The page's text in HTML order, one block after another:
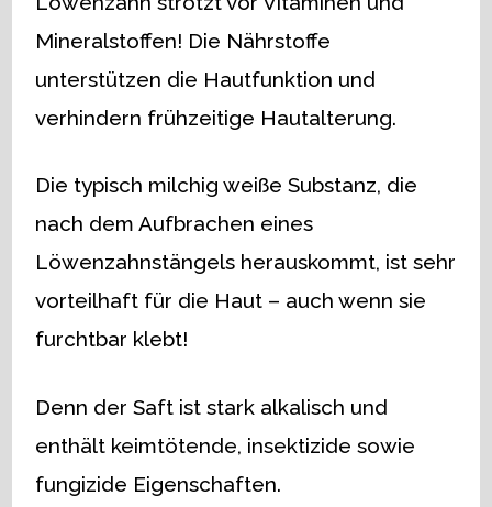
Mineralstoffen! Die Nährstoffe
unterstützen die Hautfunktion und
verhindern frühzeitige Hautalterung.
Die typisch milchig weiße Substanz, die
nach dem Aufbrachen eines
Löwenzahnstängels herauskommt, ist sehr
vorteilhaft für die Haut – auch wenn sie
furchtbar klebt!
Denn der Saft ist stark alkalisch und
enthält keimtötende, insektizide sowie
fungizide Eigenschaften.